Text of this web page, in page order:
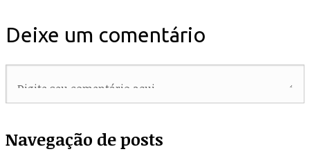
Deixe um comentário
Navegação de posts